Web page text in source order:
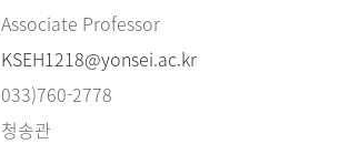
Associate Professor
KSEH1218@yonsei.ac.kr
033)760-2778
청송관